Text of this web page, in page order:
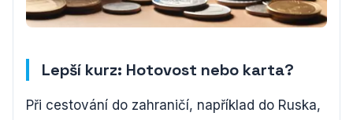
Lepší kurz: Hotovost nebo karta?
Při cestování do zahraničí, například do Ruska,